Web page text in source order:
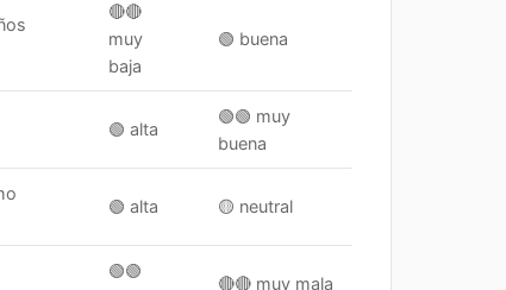
🔴🔴
muy
baja
🟢 buena
🟢 alta
🟢🟢 muy
buena
🟢 alta 🟡 neutral
🟢🟢
🔴🔴 muy mala